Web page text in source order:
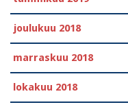
joulukuu 2018
marraskuu 2018
lokakuu 2018